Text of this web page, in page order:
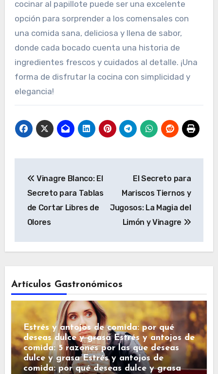
cocinar al papillote puede ser una excelente
opción para sorprender a los comensales con
una comida sana, deliciosa y llena de sabor,
donde cada bocado cuenta una historia de
ingredientes frescos y cuidados al detalle. ¡Una
forma de disfrutar la cocina con simplicidad y
elegancia!
de
entradas
Vinagre Blanco: El
Secreto para Tablas
de Cortar Libres de
Olores
El Secreto para
Mariscos Tiernos y
Jugosos: La Magia del
Limón y Vinagre
Artículos Gastronómicos
Estrés y antojos de comida: por qué
deseas dulce y grasa Estrés y antojos de
comida: 5 razones por las que deseas
dulce y grasa Estrés y antojos de
comida: por qué deseas dulce y grasa